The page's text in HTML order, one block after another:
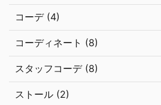
コーデ (4)
コーディネート (8)
スタッフコーデ (8)
ストール (2)